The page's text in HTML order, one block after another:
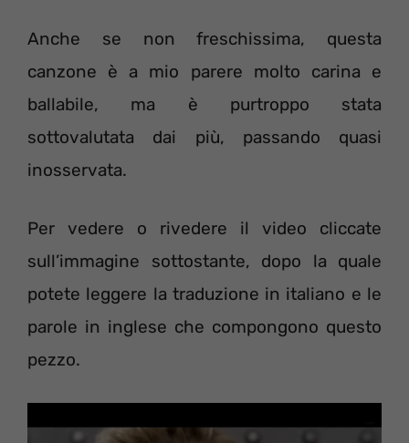
Anche se non freschissima, questa
canzone è a mio parere molto carina e
ballabile, ma è purtroppo stata
sottovalutata dai più, passando quasi
inosservata.
Per vedere o rivedere il video cliccate
sull’immagine sottostante, dopo la quale
potete leggere la traduzione in italiano e le
parole in inglese che compongono questo
pezzo.